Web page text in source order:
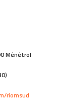
Ménétrol
riomsud